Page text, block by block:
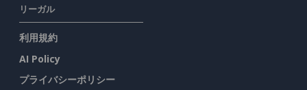
リーガル
利用規約
AI Policy
プライバシーポリシー